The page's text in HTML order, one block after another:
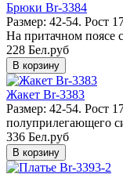
Брюки Br-3384
Размер: 42-54. Рост
На притачном поясе
228 Бел.руб
Жакет Br-3383
Размер: 42-54. Рост
полуприлегающего
336 Бел.руб